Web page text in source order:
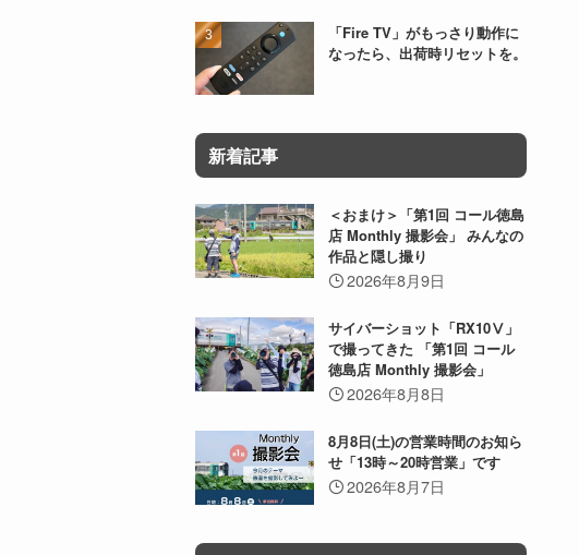
「Fire TV」がもっさり動作に
なったら、出荷時リセットを。
新着記事
＜おまけ＞「第1回 コール徳島
店 Monthly 撮影会」 みんなの
作品と隠し撮り
2026年8月9日
サイバーショット「RX10Ⅴ」
で撮ってきた 「第1回 コール
徳島店 Monthly 撮影会」
2026年8月8日
8月8日(土)の営業時間のお知ら
せ「13時～20時営業」です
2026年8月7日